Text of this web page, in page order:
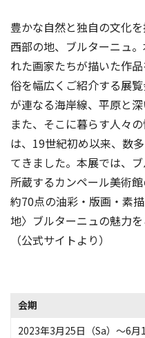
豊かな自然と独自の文化
西部の地、ブルターニュ
れた画家たちが描いた作
俗を幅広くご紹介する展
が連なる海岸線、平原と
また、そこに暮らす人々
は、19世紀初め以来、数
てきました。本展では、
所蔵するカンペール美術
約70点の油彩・版画・素
地〉ブルターニュの魅力を
（公式サイトより）
会期
2023年3月25日（Sa）〜6月